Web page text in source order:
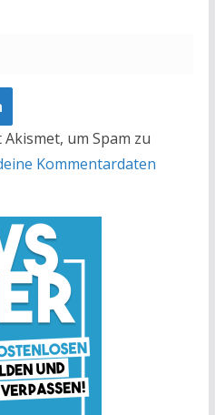
um Spam zu
Kommentardaten